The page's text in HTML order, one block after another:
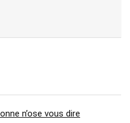
n’ose vous dire